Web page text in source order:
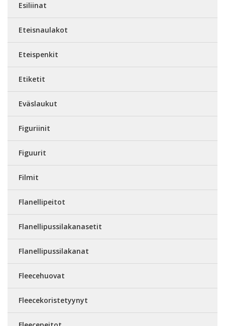
Esiliinat
Eteisnaulakot
Eteispenkit
Etiketit
Eväslaukut
Figuriinit
Figuurit
Filmit
Flanellipeitot
Flanellipussilakanasetit
Flanellipussilakanat
Fleecehuovat
Fleecekoristetyynyt